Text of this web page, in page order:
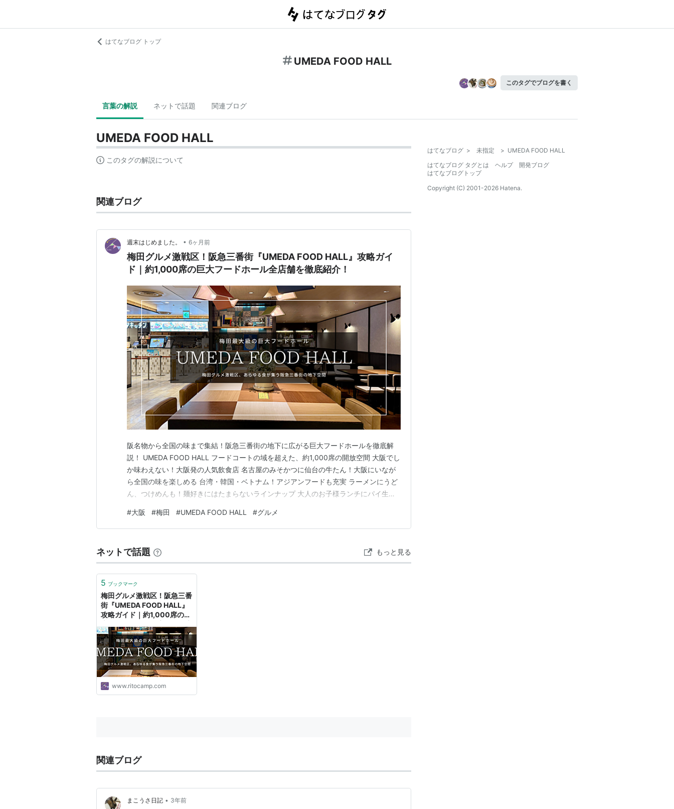
はてなブログ トップ
UMEDA FOOD HALL
このタグでブログを書く
言葉の解説 ネットで話題 関連ブログ
UMEDA FOOD HALL
このタグの解説について
関連ブログ
週末はじめました。 • 6ヶ月前
梅田グルメ激戦区！阪急三番街『UMEDA FOOD HALL』攻略ガイ
ド｜約1,000席の巨大フードホール全店舗を徹底紹介！
阪名物から全国の味まで集結！阪急三番街の地下に広がる巨大フードホールを徹底解
説！ UMEDA FOOD HALL フードコートの域を超えた、約1,000席の開放空間 大阪でし
か味わえない！大阪発の人気飲食店 名古屋のみそかつに仙台の牛たん！大阪にいなが
ら全国の味を楽しめる 台湾・韓国・ベトナム！アジアンフードも充実 ラーメンにうど
ん、つけめんも！麺好きにはたまらないラインナップ 大人のお子様ランチにパイ生地
デザートも充実 利用方法は「席を確保し、注文して、ブザーが鳴るのを待つ。」の3ス
テップ 3路線から地下直結。雨の…
#大阪 #梅田 #UMEDA FOOD HALL #グルメ
ネットで話題 もっと見る
5 ブックマーク
梅田グルメ激戦区！阪急三番
街『UMEDA FOOD HALL』
攻略ガイド｜約1,000席の巨
紹介！ - 週末はじめました。
www.ritocamp.com
関連ブログ
まこうさ日記 • 3年前
はてなブログ > 未指定 > UMEDA FOOD HALL
はてなブログ タグとは
ヘルプ
開発ブログ
はてなブログトップ
Copyright (C) 2001-2026 Hatena.